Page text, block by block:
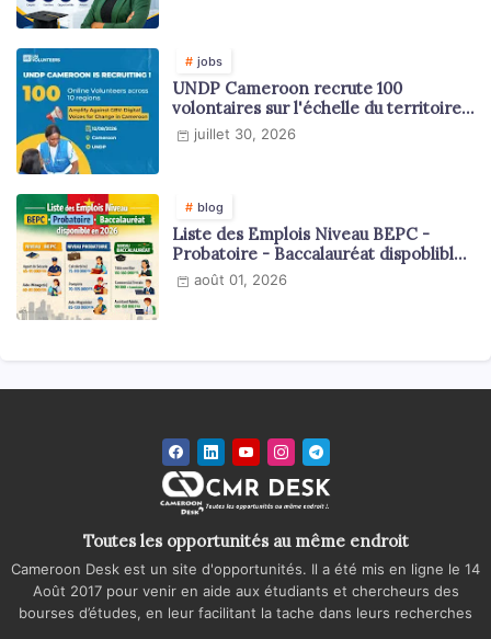
jobs
UNDP Cameroon recrute 100
volontaires sur l'échelle du territoire
national
juillet 30, 2026
blog
Liste des Emplois Niveau BEPC -
Probatoire - Baccalauréat dispoblible
en 2026
août 01, 2026
Toutes les opportunités au même endroit
Cameroon Desk est un site d'opportunités. Il a été mis en ligne le 14
Août 2017 pour venir en aide aux étudiants et chercheurs des
bourses d’études, en leur facilitant la tache dans leurs recherches